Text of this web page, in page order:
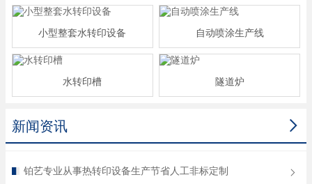
小型整套水转印设备 自动喷涂生产线
水转印槽 隧道炉

新闻资讯
铂艺专业从事热转印设备生产节省人工非标定制